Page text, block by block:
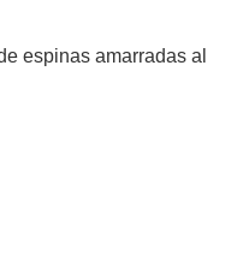
espinas amarradas al